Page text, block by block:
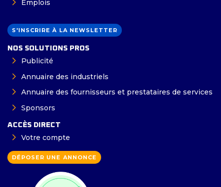
Emplois
S'INSCRIRE À LA NEWSLETTER
NOS SOLUTIONS PROS
Publicité
Annuaire des industriels
Annuaire des fournisseurs et prestataires de services
Sponsors
ACCÈS DIRECT
Votre compte
DÉPOSER UNE ANNONCE